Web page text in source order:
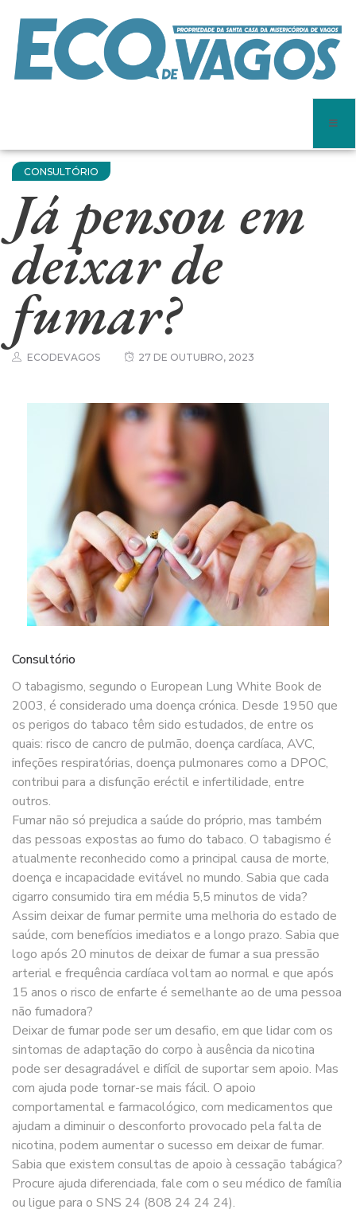
CONSULTÓRIO
Já pensou em
deixar de
fumar?
ECODEVAGOS 27 DE OUTUBRO, 2023
Consultório
O tabagismo, segundo o European Lung White Book de
2003, é considerado uma doença crónica. Desde 1950 que
os perigos do tabaco têm sido estudados, de entre os
quais: risco de cancro de pulmão, doença cardíaca, AVC,
infeções respiratórias, doença pulmonares como a DPOC,
contribui para a disfunção eréctil e infertilidade, entre
outros.
Fumar não só prejudica a saúde do próprio, mas também
das pessoas expostas ao fumo do tabaco. O tabagismo é
atualmente reconhecido como a principal causa de morte,
doença e incapacidade evitável no mundo. Sabia que cada
cigarro consumido tira em média 5,5 minutos de vida?
Assim deixar de fumar permite uma melhoria do estado de
saúde, com benefícios imediatos e a longo prazo. Sabia que
logo após 20 minutos de deixar de fumar a sua pressão
arterial e frequência cardíaca voltam ao normal e que após
15 anos o risco de enfarte é semelhante ao de uma pessoa
não fumadora?
Deixar de fumar pode ser um desafio, em que lidar com os
sintomas de adaptação do corpo à ausência da nicotina
pode ser desagradável e difícil de suportar sem apoio. Mas
com ajuda pode tornar-se mais fácil. O apoio
comportamental e farmacológico, com medicamentos que
ajudam a diminuir o desconforto provocado pela falta de
nicotina, podem aumentar o sucesso em deixar de fumar.
Sabia que existem consultas de apoio à cessação tabágica?
Procure ajuda diferenciada, fale com o seu médico de família
ou ligue para o SNS 24 (808 24 24 24).